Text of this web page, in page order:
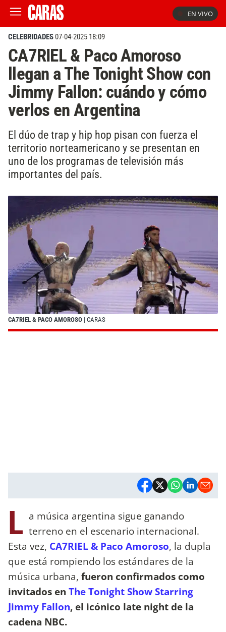
EN VIVO
CELEBRIDADES07-04-2025 18:09
CA7RIEL & Paco Amoroso
llegan a The Tonight Show con
Jimmy Fallon: cuándo y cómo
verlos en Argentina
El dúo de trap y hip hop pisan con fuerza el
territorio norteamericano y se presentan en
uno de los programas de televisión más
importantes del país.
CA7RIEL & PACO AMOROSO | CARAS
L a música argentina sigue ganando
terreno en el escenario internacional.
Esta vez, CA7RIEL & Paco Amoroso, la dupla
que está rompiendo los estándares de la
música urbana, fueron confirmados como
invitados en The Tonight Show Starring
Jimmy Fallon, el icónico late night de la
cadena NBC.